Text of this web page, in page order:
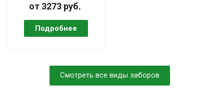
от 3273 руб.
Смотреть все виды заборов